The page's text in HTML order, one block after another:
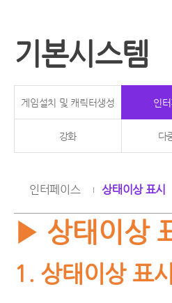
기본시스템
게임설치 및 캐릭터생성 인
강화 다
인터페이스 상태이상 표시
▶ 상태이상
1. 상태이상 표